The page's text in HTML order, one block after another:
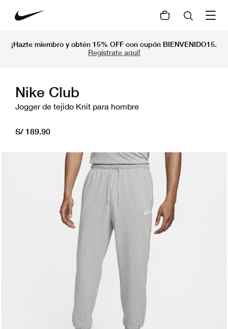
¡Hazte miembro y obtén 15% OFF con cupón BIENVENIDO15.
Regístrate aquí!
Nike Club
Jogger de tejido Knit para hombre
S/ 189.90